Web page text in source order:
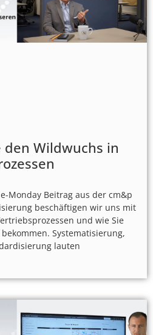
den Wildwuchs in
Monday Beitrag aus der cm&p
beschäftigen wir uns mit
und wie Sie
Systematisierung,
lauten